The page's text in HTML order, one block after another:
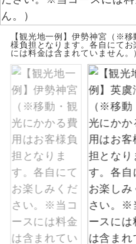
【観光地一例】伊勢神宮（※
様負担となります。各自にて
には料金は含まれていません。
大浴場 ご宿泊ホ
全食事付き
全てのお
事の心配
く）
お部屋食
お部屋に
だけます
トラベルイヤ
ホン
周りの音
をじっく
1名様催行
1名様か
す。
て、ご旅行の契約が成
ご予約方法について
ウェブ限定コースとな
ンター及びカウンター
ません。